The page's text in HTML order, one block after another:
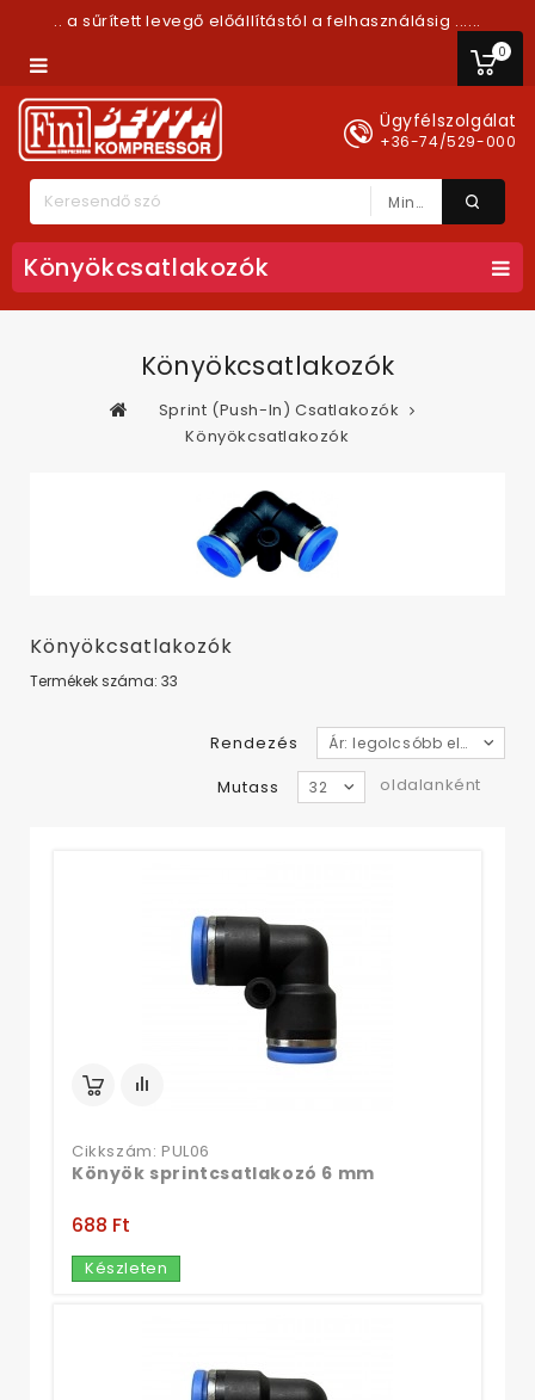
.. a sűrített levegő előállítástól a felhasználásig ......
0
Ügyfélszolgálat
+36-74/529-000
Minden Kategória
Könyökcsatlakozók
Könyökcsatlakozók
Sprint (Push-In) Csatlakozók
Könyökcsatlakozók
Könyökcsatlakozók
Termékek száma: 33
Rendezés Ár: legolcsóbb elől
Mutass 32 oldalanként
Cikkszám: PUL06
Könyök sprintcsatlakozó 6 mm
688 Ft‎
Készleten